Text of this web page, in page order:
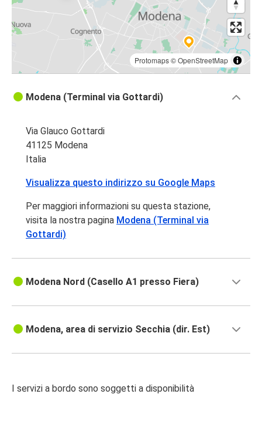
Protomaps©OpenStreetMap
Modena (Terminal via Gottardi)
Via Glauco Gottardi
41125 Modena
Italia
Visualizza questo indirizzo su Google Maps
Per maggiori informazioni su questa stazione,
visita la nostra pagina Modena (Terminal via
Gottardi)
Modena Nord (Casello A1 presso Fiera)
Modena, area di servizio Secchia (dir. Est)
I servizi a bordo sono soggetti a disponibilità